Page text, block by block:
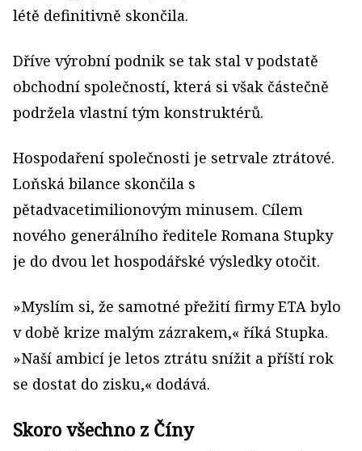
létě definitivně skončila.
Dříve výrobní podnik se tak stal v podstatě
obchodní společností, která si však částečně
podržela vlastní tým konstruktérů.
Hospodaření společnosti je setrvale ztrátové.
Loňská bilance skončila s
pětadvacetimilionovým minusem. Cílem
nového generálního ředitele Romana Stupky
je do dvou let hospodářské výsledky otočit.
»Myslím si, že samotné přežití firmy ETA bylo
v době krize malým zázrakem,« říká Stupka.
»Naší ambicí je letos ztrátu snížit a příští rok
se dostat do zisku,« dodává.
Skoro všechno z Číny